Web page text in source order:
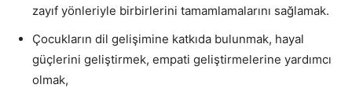
zayıf yönleriyle birbirlerini tamamlamalarını sağlamak.
Çocukların dil gelişimine katkıda bulunmak, hayal
güçlerini geliştirmek, empati geliştirmelerine yardımcı
olmak,